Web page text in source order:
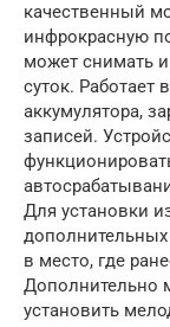
качественный
инфрокрасную
может снимать
суток. Работает
аккумулятора,
записей.
Для установки
дополнительных
в место, где
Дополнительно
установить